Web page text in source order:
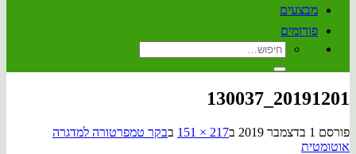
מבצעים
פורומים
חיפוש
עבור:
20191201_130037
פורסם 1 בדצמבר 2019 ב217 × 151 בבקר טמפרטורה למדגרה
אוטומטית